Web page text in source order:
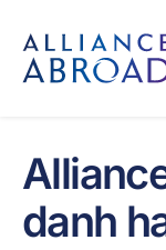
nội
dung
qua
dung
danh